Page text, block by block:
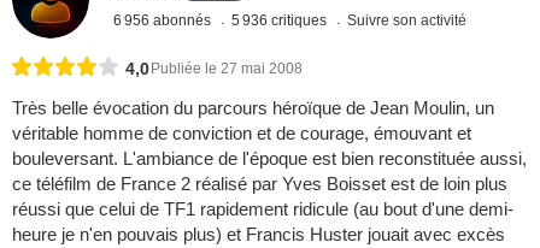
6 956 abonnés 5 936 critiques Suivre son activité
4,0 Publiée le 27 mai 2008
Très belle évocation du parcours héroïque de Jean Moulin, un
véritable homme de conviction et de courage, émouvant et
bouleversant. L'ambiance de l'époque est bien reconstituée aussi,
ce téléfilm de France 2 réalisé par Yves Boisset est de loin plus
réussi que celui de TF1 rapidement ridicule (au bout d'une demi-
heure je n'en pouvais plus) et Francis Huster jouait avec excès